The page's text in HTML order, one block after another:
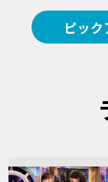
ピッ